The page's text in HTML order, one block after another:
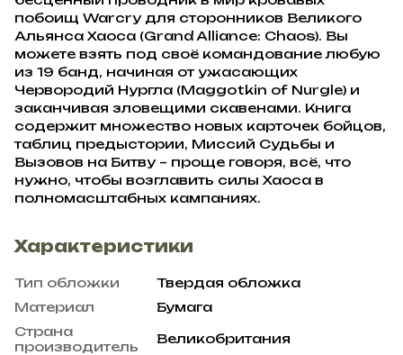
побоищ Warcry для сторонников Великого
Альянса Хаоса (Grand Alliance: Chaos). Вы
можете взять под своё командование любую
из 19 банд, начиная от ужасающих
Червородий Нургла (Maggotkin of Nurgle) и
заканчивая зловещими скавенами. Книга
содержит множество новых карточек бойцов,
таблиц предыстории, Миссий Судьбы и
Вызовов на Битву – проще говоря, всё, что
нужно, чтобы возглавить силы Хаоса в
полномасштабных кампаниях.
Характеристики
Тип обложки
Твердая обложка
Материал
Бумага
Страна
производитель
Великобритания